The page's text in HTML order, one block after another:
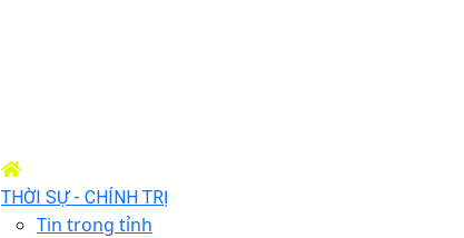
THỜI SỰ - CHÍNH TRỊ
Tin trong tỉnh